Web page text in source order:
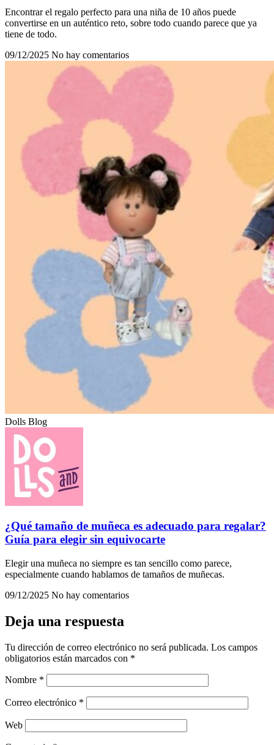
Encontrar el regalo perfecto para una niña de 10 años puede
convertirse en un auténtico reto, sobre todo cuando parece que ya
tiene de todo.
09/12/2025 No hay comentarios
Dolls Blog
¿Qué tamaño de muñeca es adecuado para regalar?
Guía para elegir sin equivocarte
Elegir una muñeca no siempre es tan sencillo como parece,
especialmente cuando hablamos de tamaños de muñecas.
09/12/2025 No hay comentarios
Deja una respuesta
Tu dirección de correo electrónico no será publicada. Los campos
obligatorios están marcados con *
Nombre *
Correo electrónico *
Web